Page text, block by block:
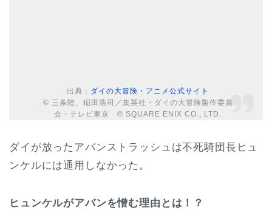
出典： ダイの大冒険・アニメ公式サイト
© 三条陸、稲田浩司／集英社・ダイの大冒険製作委員
会・テレビ東京 © SQUARE ENIX CO., LTD.
ダイが放ったアバンストラッシュは不死騎団長ヒュ
ンケルには通用しなかった。
ヒュンケルがアバンを憎む理由とは！？